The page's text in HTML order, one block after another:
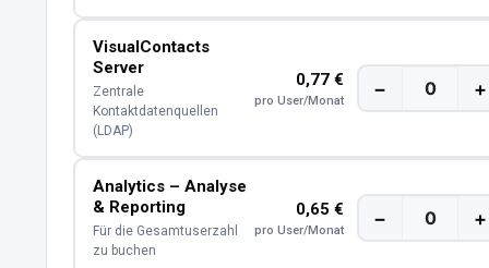
VisualContacts
Server
Zentrale
Kontaktdatenquellen
(LDAP)
0,77 €
pro User/Monat
− +
Analytics – Analyse
& Reporting
Für die Gesamtuserzahl
zu buchen
0,65 €
pro User/Monat
− +